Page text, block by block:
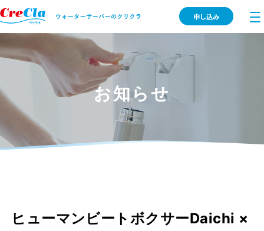
申し込み
お知らせ
ヒューマンビートボクサーDaichi ×